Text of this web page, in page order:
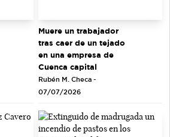
Muere un trabajador
tras caer de un tejado
en una empresa de
Cuenca capital
Rubén M. Checa -
07/07/2026